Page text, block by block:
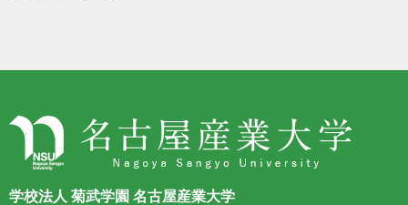
学校法人 菊武学園 名古屋産業大学